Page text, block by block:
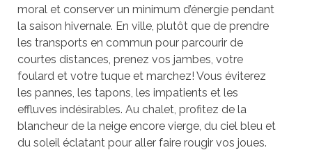
moral et conserver un minimum d’énergie pendant
la saison hivernale. En ville, plutôt que de prendre
les transports en commun pour parcourir de
courtes distances, prenez vos jambes, votre
foulard et votre tuque et marchez! Vous éviterez
les pannes, les tapons, les impatients et les
effluves indésirables. Au chalet, profitez de la
blancheur de la neige encore vierge, du ciel bleu et
du soleil éclatant pour aller faire rougir vos joues.